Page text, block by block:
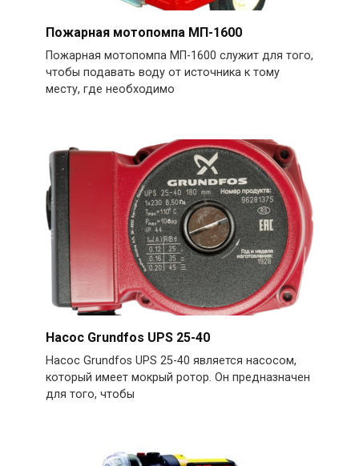
Пожарная мотопомпа МП-1600
Пожарная мотопомпа МП-1600 служит для того,
чтобы подавать воду от источника к тому
месту, где необходимо
Насос Grundfos UPS 25-40
Насос Grundfos UPS 25-40 является насосом,
который имеет мокрый ротор. Он предназначен
для того, чтобы